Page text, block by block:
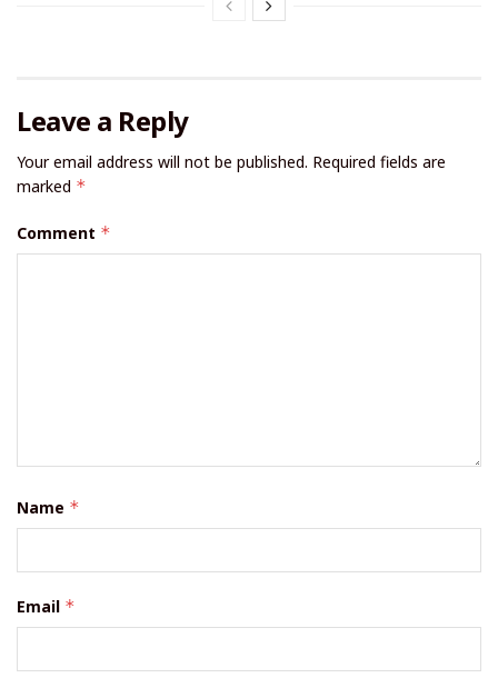
Leave a Reply
Your email address will not be published. Required fields are
marked *
Comment *
Name *
Email *